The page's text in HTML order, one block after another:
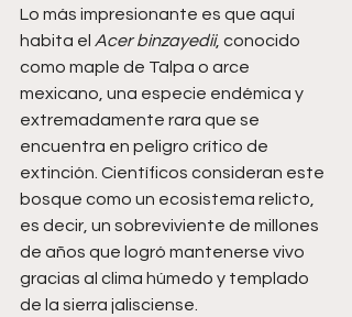
Lo más impresionante es que aquí
habita el Acer binzayedii, conocido
como maple de Talpa o arce
mexicano, una especie endémica y
extremadamente rara que se
encuentra en peligro crítico de
extinción. Científicos consideran este
bosque como un ecosistema relicto,
es decir, un sobreviviente de millones
de años que logró mantenerse vivo
gracias al clima húmedo y templado
de la sierra jalisciense.